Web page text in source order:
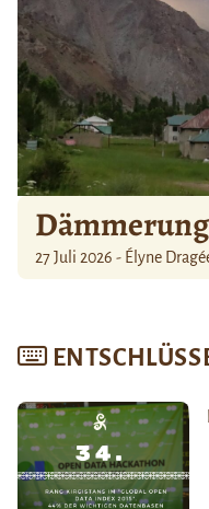
Dämmerung
27 Juli 2026 - Élyne